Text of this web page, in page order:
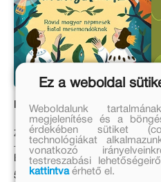
Kié az aranyalma?
Zalka Csenge Virág Dr.
Eredeti ár:
5 999 Ft
Ez a weboldal
Weboldalunk
megjelenítése és a
érdekében sütiket
technológiákat
vonatkozó
testreszabási
kattintvaérhető el.